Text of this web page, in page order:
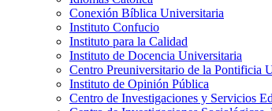
Conexión Bíblica Universitaria
Instituto Confucio
Instituto para la Calidad
Instituto de Docencia Universitaria
Centro Preuniversitario de la Pontificia
Instituto de Opinión Pública
Centro de Investigaciones y Servicios